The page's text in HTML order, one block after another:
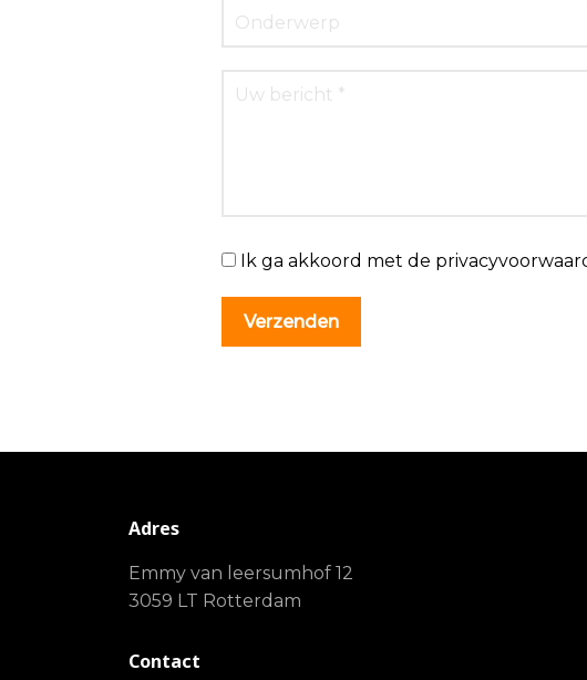
Ik ga akkoord met de
Adres
Emmy van leersumhof 12
3059 LT Rotterdam
Contact